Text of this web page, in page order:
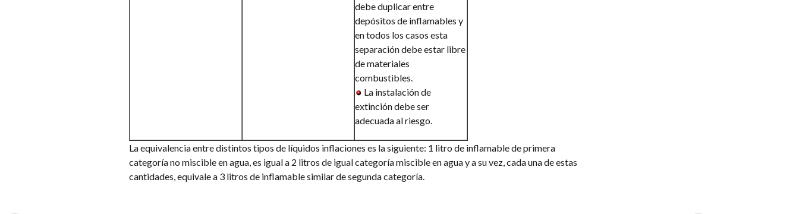
debe duplicar entre
depósitos de inflamables y
en todos los casos esta
separación debe estar libre
de materiales
combustibles.
La instalación de
extinción debe ser
adecuada al riesgo.
La equivalencia entre distintos tipos de líquidos inflaciones es la siguiente: 1 litro de inflamable de primera
categoría no miscible en agua, es igual a 2 litros de igual categoría miscible en agua y a su vez, cada una de estas
cantidades, equivale a 3 litros de inflamable similar de segunda categoría.